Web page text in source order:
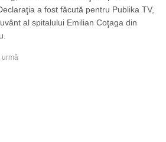
a fost făcută pentru Publika TV,
al spitalului Emilian Coţaga din
urmă